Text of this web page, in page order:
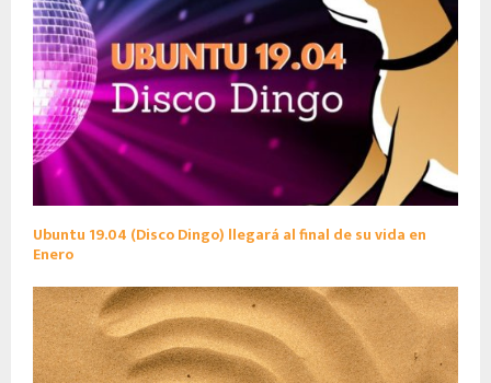
Ubuntu 19.04 (Disco Dingo) llegará al final de su vida en
Enero